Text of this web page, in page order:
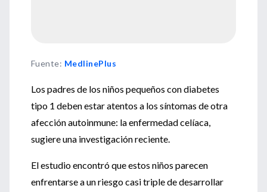
Fuente: MedlinePlus
Los padres de los niños pequeños con diabetes
tipo 1 deben estar atentos a los síntomas de otra
afección autoinmune: la enfermedad celíaca,
sugiere una investigación reciente.
El estudio encontró que estos niños parecen
enfrentarse a un riesgo casi triple de desarrollar